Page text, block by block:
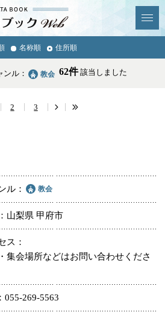
News & Topics
各種団体
名称順 住所順
ンル： 教会 62件該当しました
2 3
ル 教会
山梨県 甲府市
ス
集会場所などはお問い合わせくださ
055-269-5563